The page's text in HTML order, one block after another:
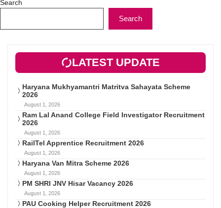
Search
Search
LATEST UPDATE
Haryana Mukhyamantri Matritva Sahayata Scheme
2026
August 1, 2026
Ram Lal Anand College Field Investigator Recruitment
2026
August 1, 2026
RailTel Apprentice Recruitment 2026
August 1, 2026
Haryana Van Mitra Scheme 2026
August 1, 2026
PM SHRI JNV Hisar Vacancy 2026
August 1, 2026
PAU Cooking Helper Recruitment 2026